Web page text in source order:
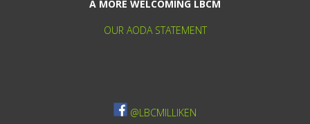
A MORE WELCOMING LBCM
OUR AODA STATEMENT
@LBCMILLIKEN